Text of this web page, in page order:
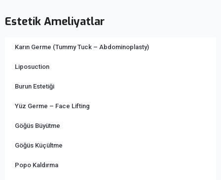
Estetik Ameliyatlar
Karın Germe (Tummy Tuck – Abdominoplasty)
Liposuction
Burun Estetiği
Yüz Germe – Face Lifting
Göğüs Büyütme
Göğüs Küçültme
Popo Kaldırma